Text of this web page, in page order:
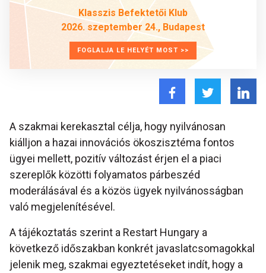
Klasszis Befektetői Klub
2026. szeptember 24., Budapest
FOGLALJA LE HELYÉT MOST >>
A szakmai kerekasztal célja, hogy nyilvánosan
kiálljon a hazai innovációs ökoszisztéma fontos
ügyei mellett, pozitív változást érjen el a piaci
szereplők közötti folyamatos párbeszéd
moderálásával és a közös ügyek nyilvánosságban
való megjelenítésével.
A tájékoztatás szerint a Restart Hungary a
következő időszakban konkrét javaslatcsomagokkal
jelenik meg, szakmai egyeztetéseket indít, hogy a